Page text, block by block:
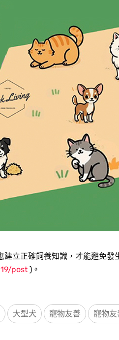
立正確飼養知識，才能避免發
post )。
大型犬 寵物友善 寵物友